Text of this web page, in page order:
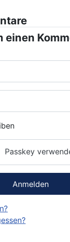
einen
Passkey
Anmelden